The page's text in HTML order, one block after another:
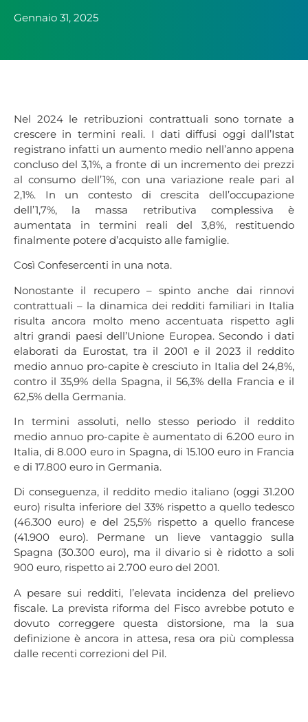
Gennaio 31, 2025
Nel 2024 le retribuzioni contrattuali sono tornate a
crescere in termini reali. I dati diffusi oggi dall’Istat
registrano infatti un aumento medio nell’anno appena
concluso del 3,1%, a fronte di un incremento dei prezzi
al consumo dell’1%, con una variazione reale pari al
2,1%. In un contesto di crescita dell’occupazione
dell’1,7%, la massa retributiva complessiva è
aumentata in termini reali del 3,8%, restituendo
finalmente potere d’acquisto alle famiglie.
Così Confesercenti in una nota.
Nonostante il recupero – spinto anche dai rinnovi
contrattuali – la dinamica dei redditi familiari in Italia
risulta ancora molto meno accentuata rispetto agli
altri grandi paesi dell’Unione Europea. Secondo i dati
elaborati da Eurostat, tra il 2001 e il 2023 il reddito
medio annuo pro-capite è cresciuto in Italia del 24,8%,
contro il 35,9% della Spagna, il 56,3% della Francia e il
62,5% della Germania.
In termini assoluti, nello stesso periodo il reddito
medio annuo pro-capite è aumentato di 6.200 euro in
Italia, di 8.000 euro in Spagna, di 15.100 euro in Francia
e di 17.800 euro in Germania.
Di conseguenza, il reddito medio italiano (oggi 31.200
euro) risulta inferiore del 33% rispetto a quello tedesco
(46.300 euro) e del 25,5% rispetto a quello francese
(41.900 euro). Permane un lieve vantaggio sulla
Spagna (30.300 euro), ma il divario si è ridotto a soli
900 euro, rispetto ai 2.700 euro del 2001.
A pesare sui redditi, l’elevata incidenza del prelievo
fiscale. La prevista riforma del Fisco avrebbe potuto e
dovuto correggere questa distorsione, ma la sua
definizione è ancora in attesa, resa ora più complessa
dalle recenti correzioni del Pil.